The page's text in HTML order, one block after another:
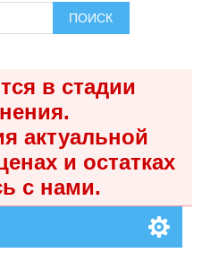
ПОИСК
в стадии
актуальной
и остатках
с нами.